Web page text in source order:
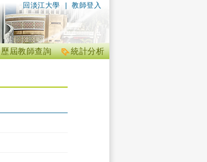
| 教師登入
回淡江大學
統計分析
歷屆教師查詢